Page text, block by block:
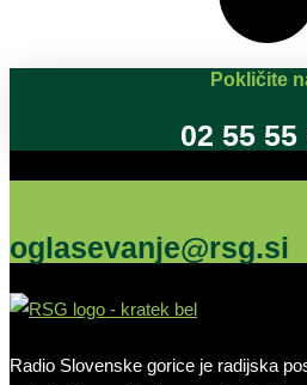
Pokličite
02 55 55
oglasevanje@rsg.si
Radio Slovenske gorice je radijska